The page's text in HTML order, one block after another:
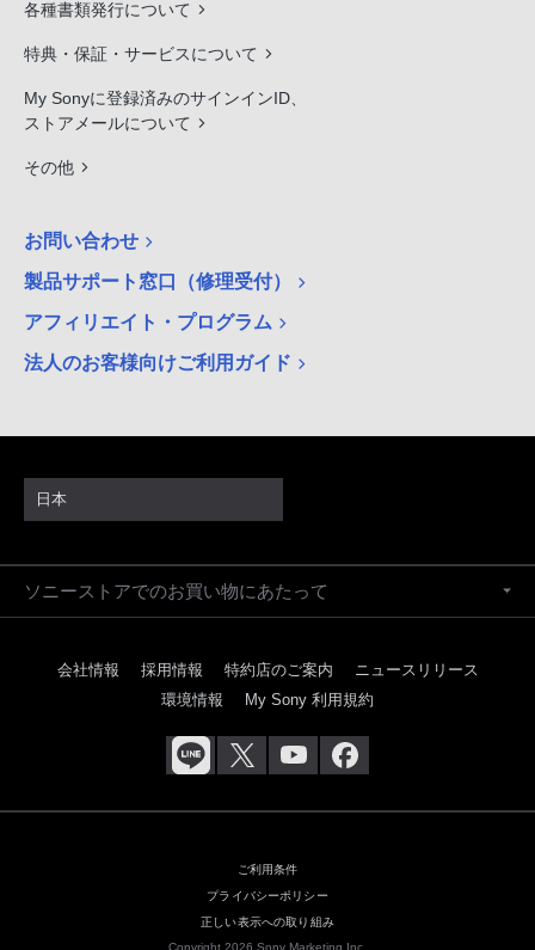
各種書類発行について
特典・保証・サービスについて
My Sonyに登録済みのサインインID、
ストアメールについて
その他
お問い合わせ
製品サポート窓口（修理受付）
アフィリエイト・プログラム
法人のお客様向けご利用ガイド
日本
ソニーストアでのお買い物にあたって
会社情報 採用情報 特約店のご案内
ニュースリリース
環境情報
My Sony 利用規約
ご利用条件
プライバシーポリシー
正しい表示への取り組み
Copyright 2026 Sony Marketing Inc.